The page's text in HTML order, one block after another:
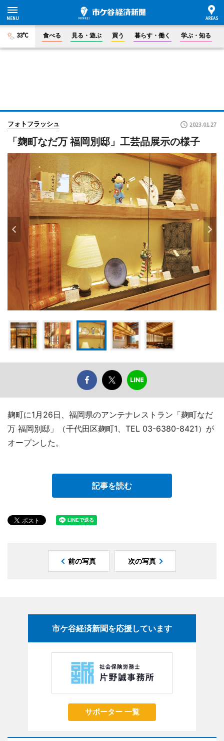
33°C 食べる 見る・遊ぶ 買う 暮らす・働く 学ぶ・知る
フォトフラッシュ 2023.01.27
「麹町なだ万 福岡別邸」工芸品展示の様子
麹町に1月26日、福岡県のアンテナレストラン「麹町なだ
万 福岡別邸」（千代田区麹町1、TEL 03-6380-8421）が
オープンした。
記事を読む
前の写真 次の写真
市ケ谷経済新聞を応援しています
サポーター 一覧